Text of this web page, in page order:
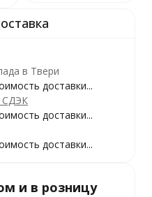
в Твери
доставки...
СДЭК
доставки...
доставки...
и в розницу